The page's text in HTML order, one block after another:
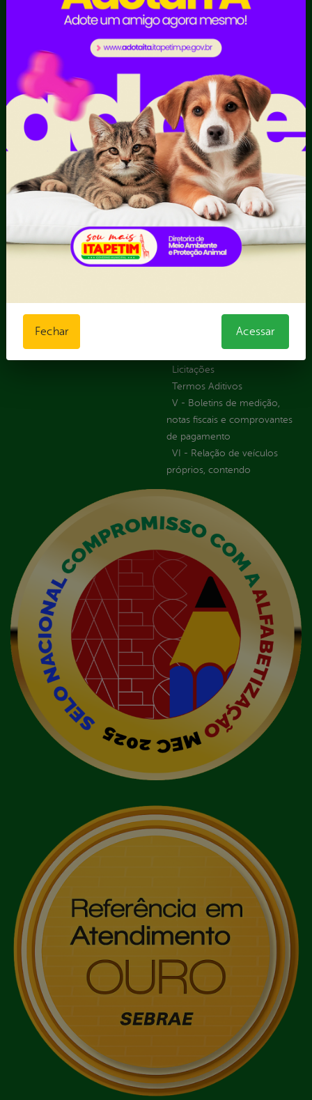
Obras Públicas
Prestação de Contas
Recursos Humanos
Ouvidoria
Acompanhar uma
Atendimento via WhatsApp
Competências da Ouvidoria
Dúvidas? Acesse o FAQ
Fazer uma Manifestação
Informações Importantes
Relatórios Anuais
Portal Transporte
Escolar
Contratos
Contratos Administrativos
Despesas
I - Anexo I - Ficha de
Registro de Fornecedor -
Forma Indireta
II - Anexo II - Ficha de
Registro de Fornecedor -
III - Anexo III - Planilha
Orçamentária das Rotas
IV - Rotas georreferenciadas
Licitações
Termos Aditivos
V - Boletins de medição,
notas fiscais e comprovantes
de pagamento
VI - Relação de veículos
próprios, contendo
Fechar Acessar